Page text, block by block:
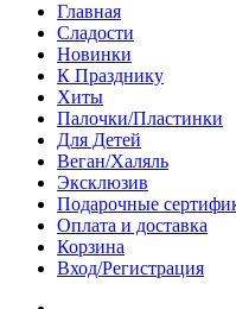
Главная
Сладости
Новинки
К Празднику
Хиты
Палочки/Пластинки
Для Детей
Веган/Халяль
Эксклюзив
Подарочные
Оплата и доставка
Корзина
Вход/Регистрация